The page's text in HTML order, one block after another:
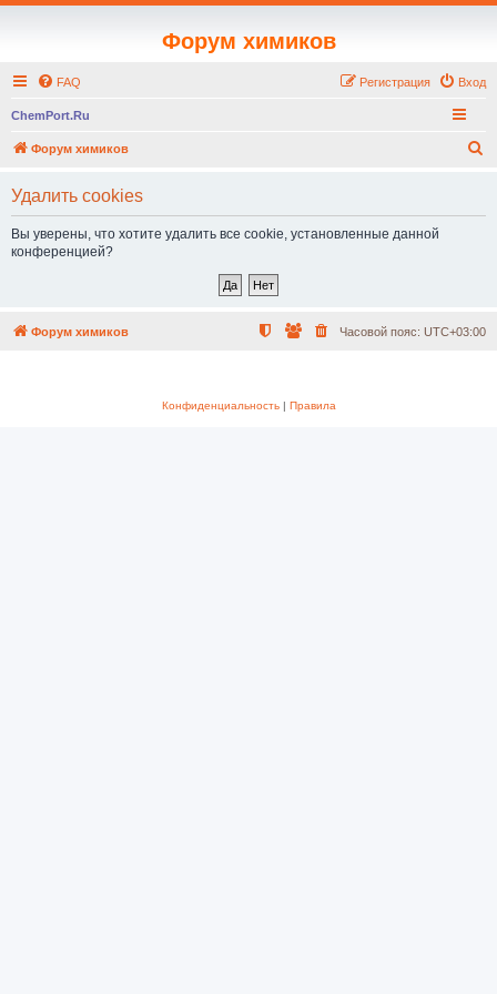
Форум химиков
FAQ Вход
Регистрация
ChemPort.Ru
Форум химиков
Удалить cookies
Вы уверены, что хотите удалить все cookie, установленные данной
конференцией?
Форум химиков Часовой пояс: UTC+03:00
Конфиденциальность| Правила